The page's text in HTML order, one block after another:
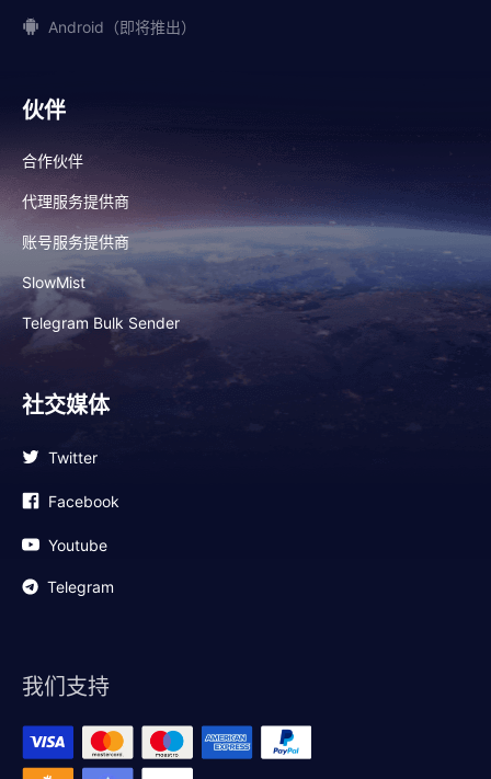
Android（即将推出）
伙伴
合作伙伴
代理服务提供商
账号服务提供商
SlowMist
Telegram Bulk Sender
社交媒体
Twitter
Facebook
Youtube
Telegram
我们支持